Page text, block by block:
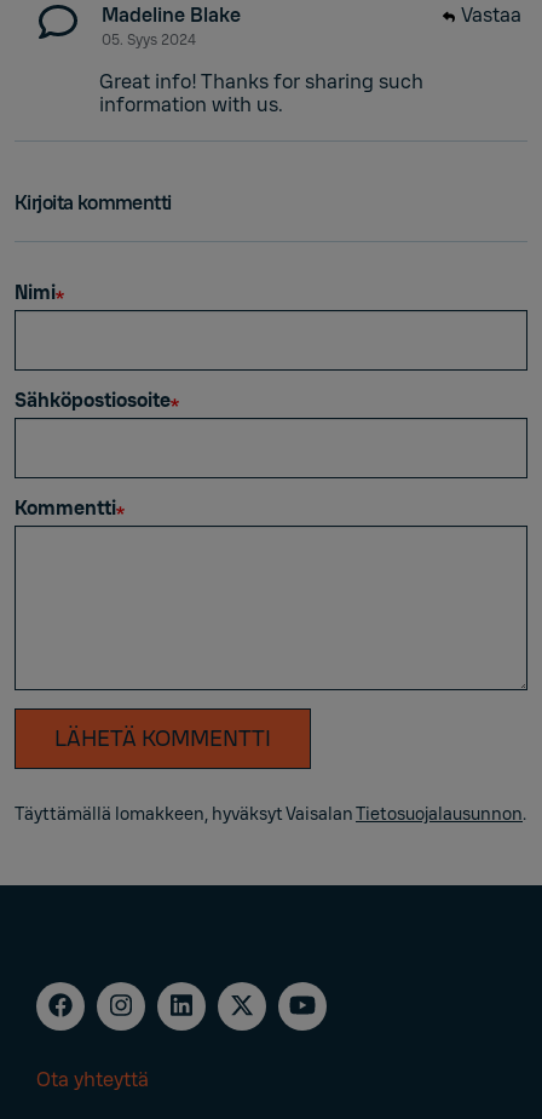
Madeline Blake
05. Syys 2024
Great info! Thanks for sharing such
information with us.
Vastaa
Kirjoita kommentti
Nimi
Sähköpostiosoite
Kommentti
LÄHETÄ KOMMENTTI
Täyttämällä lomakkeen, hyväksyt VaisalanTietosuojalausunnon.
Ota yhteyttä